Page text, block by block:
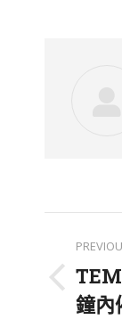
Post
post:
鐘內